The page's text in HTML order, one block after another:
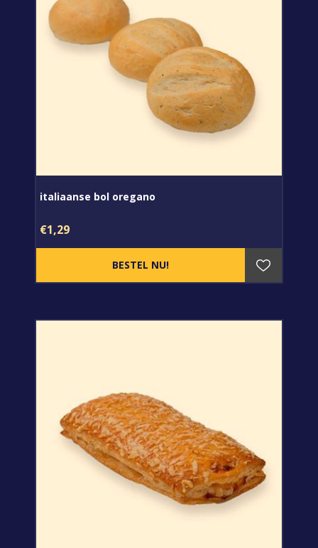
italiaanse bol oregano
€1,29